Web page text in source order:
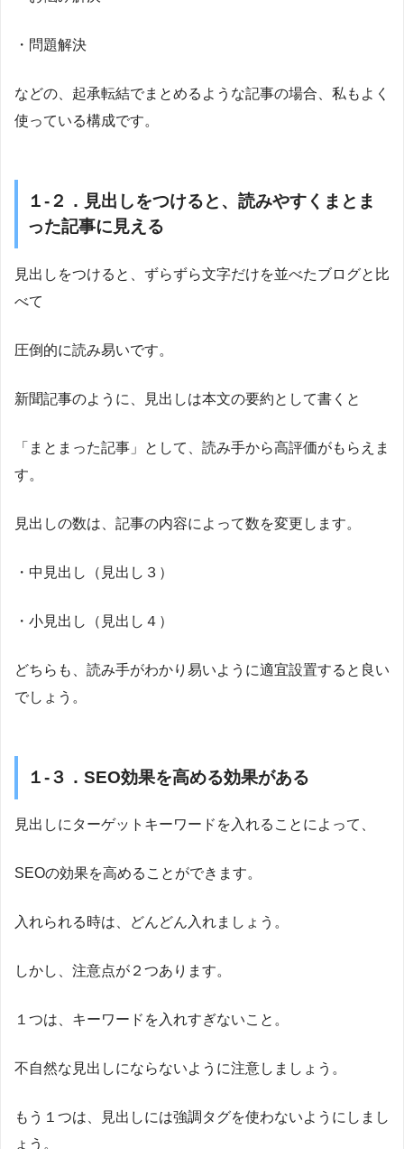
・問題解決
などの、起承転結でまとめるような記事の場合、私もよく
使っている構成です。
１-２．見出しをつけると、読みやすくまとま
った記事に見える
見出しをつけると、ずらずら文字だけを並べたブログと比
べて
圧倒的に読み易いです。
新聞記事のように、見出しは本文の要約として書くと
「まとまった記事」として、読み手から高評価がもらえま
す。
見出しの数は、記事の内容によって数を変更します。
・中見出し（見出し３）
・小見出し（見出し４）
どちらも、読み手がわかり易いように適宜設置すると良い
でしょう。
１-３．SEO効果を高める効果がある
見出しにターゲットキーワードを入れることによって、
SEOの効果を高めることができます。
入れられる時は、どんどん入れましょう。
しかし、注意点が２つあります。
１つは、キーワードを入れすぎないこと。
不自然な見出しにならないように注意しましょう。
もう１つは、見出しには強調タグを使わないようにしまし
ょう。